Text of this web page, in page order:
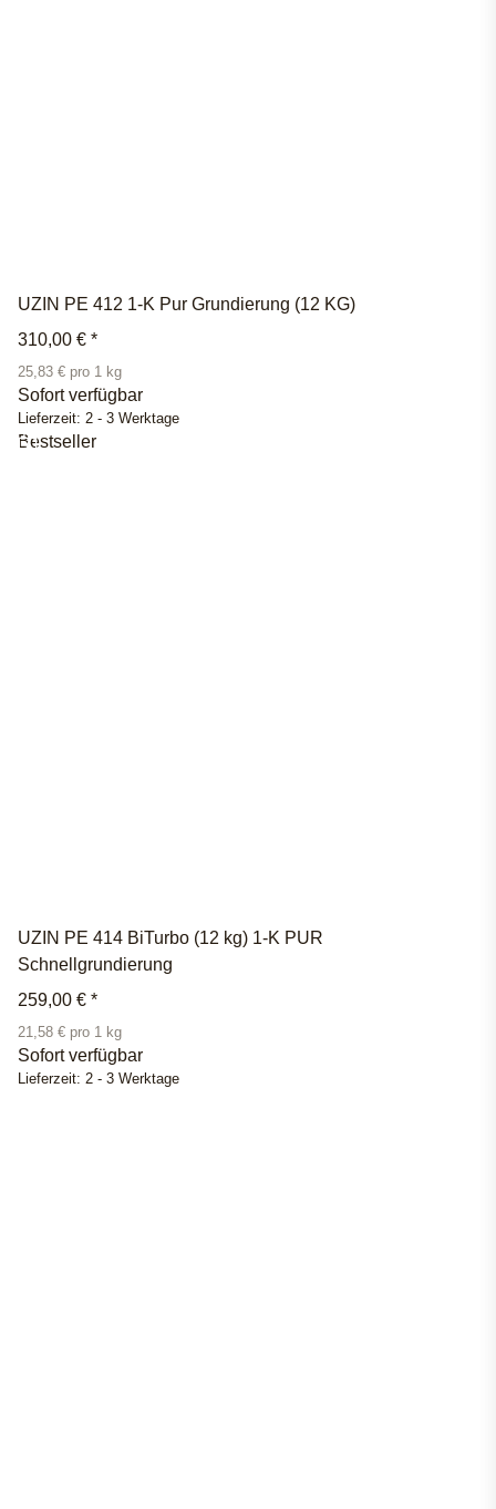
UZIN PE 412 1-K Pur Grundierung (12 KG)
310,00 € *
25,83 € pro 1 kg
Sofort verfügbar
Lieferzeit: 2 - 3 Werktage
Bestseller
UZIN PE 414 BiTurbo (12 kg) 1-K PUR
Schnellgrundierung
259,00 € *
21,58 € pro 1 kg
Sofort verfügbar
Lieferzeit: 2 - 3 Werktage